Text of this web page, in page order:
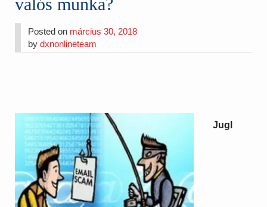
Posted on március 30, 2018
bydxnonlineteam
Jugl